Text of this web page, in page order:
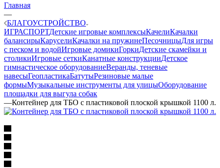
Главная
—
БЛАГОУСТРОЙСТВО
ИГРАСПОРТДетские игровые комплексыКачелиКачалки
балансирыКаруселиКачалки на пружинеПесочницыДля игры
с песком и водойИгровые домикиГоркиДетские скамейки и
столикиИгровые сеткиКанатные конструкцииДетское
гимнастическое оборудованиеВеранды, теневые
навесыГеопластикаБатутыРезиновые малые
формыМузыкальные инструменты для улицыОборудование
площадки для выгула собак
—Контейнер для ТБО с пластиковой плоской крышкой 1100 л.